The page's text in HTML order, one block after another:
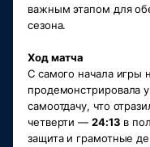
важным этапом для
сезона.
Ход матча
С самого начала игры
продемонстрировала
самоотдачу, что
четверти — 24:13 в
защита и грамотные